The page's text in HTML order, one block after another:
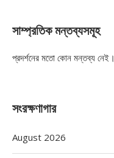
সাম্প্রতিক মন্তব্যসমূহ
প্রদর্শনের মতো কোন মন্তব্য নেই।
সংরক্ষণাগার
August 2026